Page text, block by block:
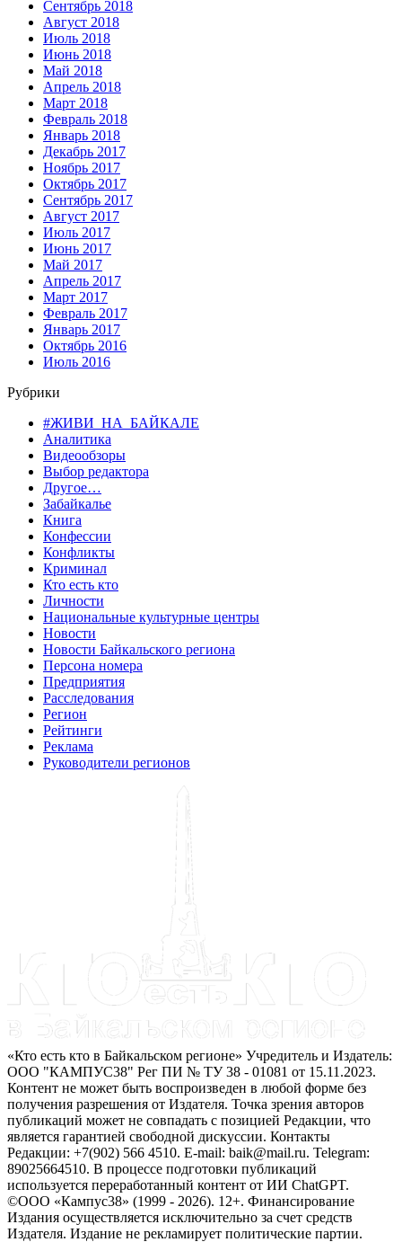
Сентябрь 2018
Август 2018
Июль 2018
Июнь 2018
Май 2018
Апрель 2018
Март 2018
Февраль 2018
Январь 2018
Декабрь 2017
Ноябрь 2017
Октябрь 2017
Сентябрь 2017
Август 2017
Июль 2017
Июнь 2017
Май 2017
Апрель 2017
Март 2017
Февраль 2017
Январь 2017
Октябрь 2016
Июль 2016
Рубрики
#ЖИВИ_НА_БАЙКАЛЕ
Аналитика
Видеообзоры
Выбор редактора
Другое…
Забайкалье
Книга
Конфессии
Конфликты
Криминал
Кто есть кто
Личности
Национальные культурные центры
Новости
Новости Байкальского региона
Персона номера
Предприятия
Расследования
Регион
Рейтинги
Реклама
Руководители регионов
«Кто есть кто в Байкальском регионе» Учредитель и Издатель:
ООО "КАМПУС38" Рег ПИ № ТУ 38 - 01081 от 15.11.2023.
Контент не может быть воспроизведен в любой форме без
получения разрешения от Издателя. Точка зрения авторов
публикаций может не совпадать с позицией Редакции, что
является гарантией свободной дискуссии. Контакты
Редакции: +7(902) 566 4510. E-mail: baik@mail.ru. Telegram:
89025664510. В процессе подготовки публикаций
используется переработанный контент от ИИ ChatGPT.
©ООО «Кампус38» (1999 - 2026). 12+. Финансирование
Издания осуществляется исключительно за счет средств
Издателя. Издание не рекламирует политические партии.